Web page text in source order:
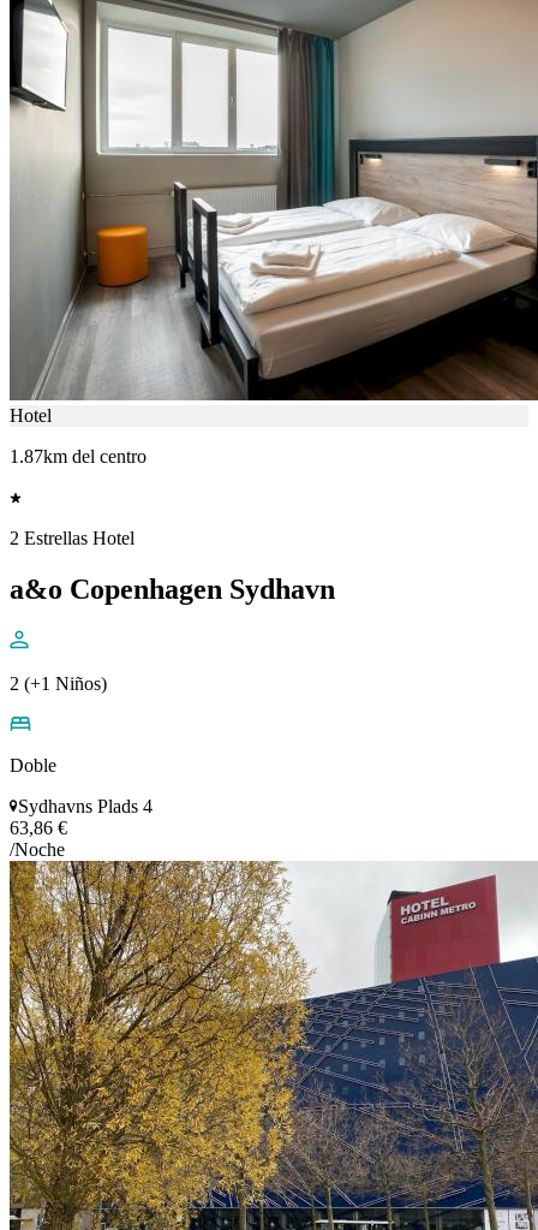
Hotel
1.87km del centro
2 Estrellas Hotel
a&o Copenhagen Sydhavn
2 (+1 Niños)
Doble
Sydhavns Plads 4
63,86 €
/Noche